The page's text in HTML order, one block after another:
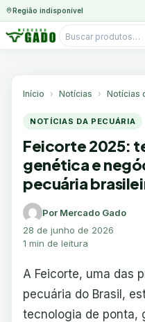
Região indisponível
Pesquisar
Início Notícias Notícias
NOTÍCIAS DA PECUÁRIA
Feicorte 2025:
genética e
pecuária
Por Mercado Gado
28 de junho de 2026
1 min de leitura
A Feicorte, uma das
pecuária do Brasil,
tecnologia de ponta,